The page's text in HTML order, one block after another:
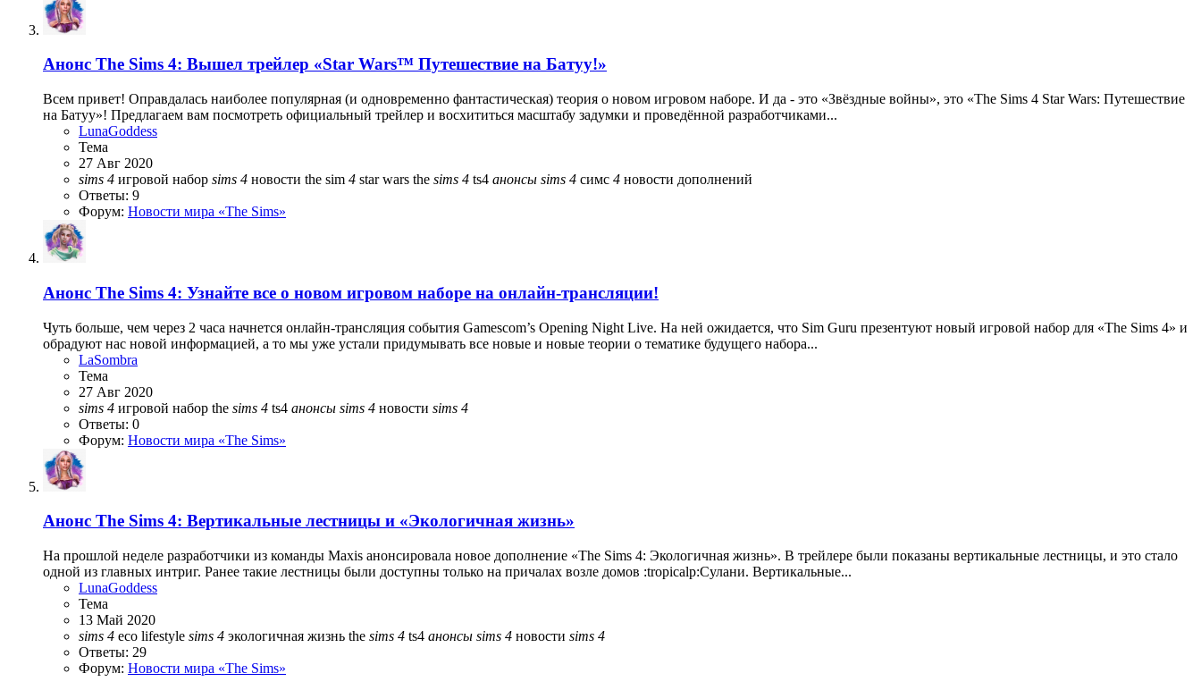
Анонс The Sims 4: Вышел трейлер «Star Wars™ Путешествие на Батуу!»
Всем привет! Оправдалась наиболее популярная (и одновременно фантастическая) теория о новом игровом наборе. И да - это «Звёздные войны», это «The Sims 4 Star Wars: Путешествие
на Батуу»! Предлагаем вам посмотреть официальный трейлер и восхититься масштабу задумки и проведённой разработчиками...
LunaGoddess
Тема
27 Авг 2020
sims 4 игровой набор sims 4 новости the sim 4 star wars the sims 4 ts4 анонсы sims 4 симс 4 новости дополнений
Ответы: 9
Форум: Новости мира «The Sims»
Анонс The Sims 4: Узнайте все о новом игровом наборе на онлайн-трансляции!
Чуть больше, чем через 2 часа начнется онлайн-трансляция события Gamescom’s Opening Night Live. На ней ожидается, что Sim Guru презентуют новый игровой набор для «The Sims 4» и
обрадуют нас новой информацией, а то мы уже устали придумывать все новые и новые теории о тематике будущего набора...
LaSombra
Тема
27 Авг 2020
sims 4 игровой набор the sims 4 ts4 анонсы sims 4 новости sims 4
Ответы: 0
Форум: Новости мира «The Sims»
Анонс The Sims 4: Вертикальные лестницы и «Экологичная жизнь»
На прошлой неделе разработчики из команды Maxis анонсировала новое дополнение «The Sims 4: Экологичная жизнь». В трейлере были показаны вертикальные лестницы, и это стало
одной из главных интриг. Ранее такие лестницы были доступны только на причалах возле домов :tropicalp:Сулани. Вертикальные...
LunaGoddess
Тема
13 Май 2020
sims 4 eco lifestyle sims 4 экологичная жизнь the sims 4 ts4 анонсы sims 4 новости sims 4
Ответы: 29
Форум: Новости мира «The Sims»